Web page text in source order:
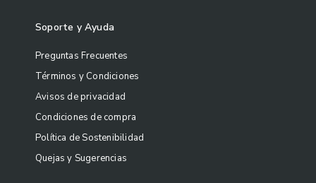
Soporte y Ayuda
Preguntas Frecuentes
Términos y Condiciones
Avisos de privacidad
Condiciones de compra
Política de Sostenibilidad
Quejas y Sugerencias